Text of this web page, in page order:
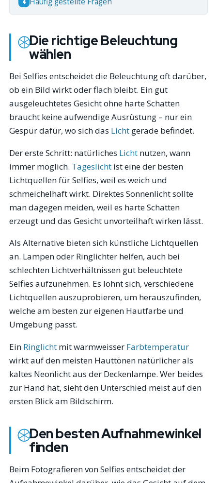
4
Die richtige Beleuchtung
wählen
Bei Selfies entscheidet die Beleuchtung oft darüber,
ob ein Bild wirkt oder flach bleibt. Ein gut
ausgeleuchtetes Gesicht ohne harte Schatten
braucht keine aufwendige Ausrüstung – nur ein
Gespür dafür, wo sich das Licht gerade befindet.
Der erste Schritt: natürliches Licht nutzen, wann
immer möglich. Tageslicht ist eine der besten
Lichtquellen für Selfies, weil es weich und
schmeichelhaft wirkt. Direktes Sonnenlicht sollte
man dagegen meiden, weil es harte Schatten
erzeugt und das Gesicht unvorteilhaft wirken lässt.
Als Alternative bieten sich künstliche Lichtquellen
an. Lampen oder Ringlichter helfen, auch bei
schlechten Lichtverhältnissen gut beleuchtete
Selfies aufzunehmen. Es lohnt sich, verschiedene
Lichtquellen auszuprobieren, um herauszufinden,
welche am besten zur eigenen Hautfarbe und
Umgebung passt.
Ein Ringlicht mit warmweisser Farbtemperatur
wirkt auf den meisten Hauttönen natürlicher als
kaltes Neonlicht aus der Deckenlampe. Wer beides
zur Hand hat, sieht den Unterschied meist auf den
ersten Blick am Bildschirm.
Den besten Aufnahmewinkel
finden
Beim Fotografieren von Selfies entscheidet der